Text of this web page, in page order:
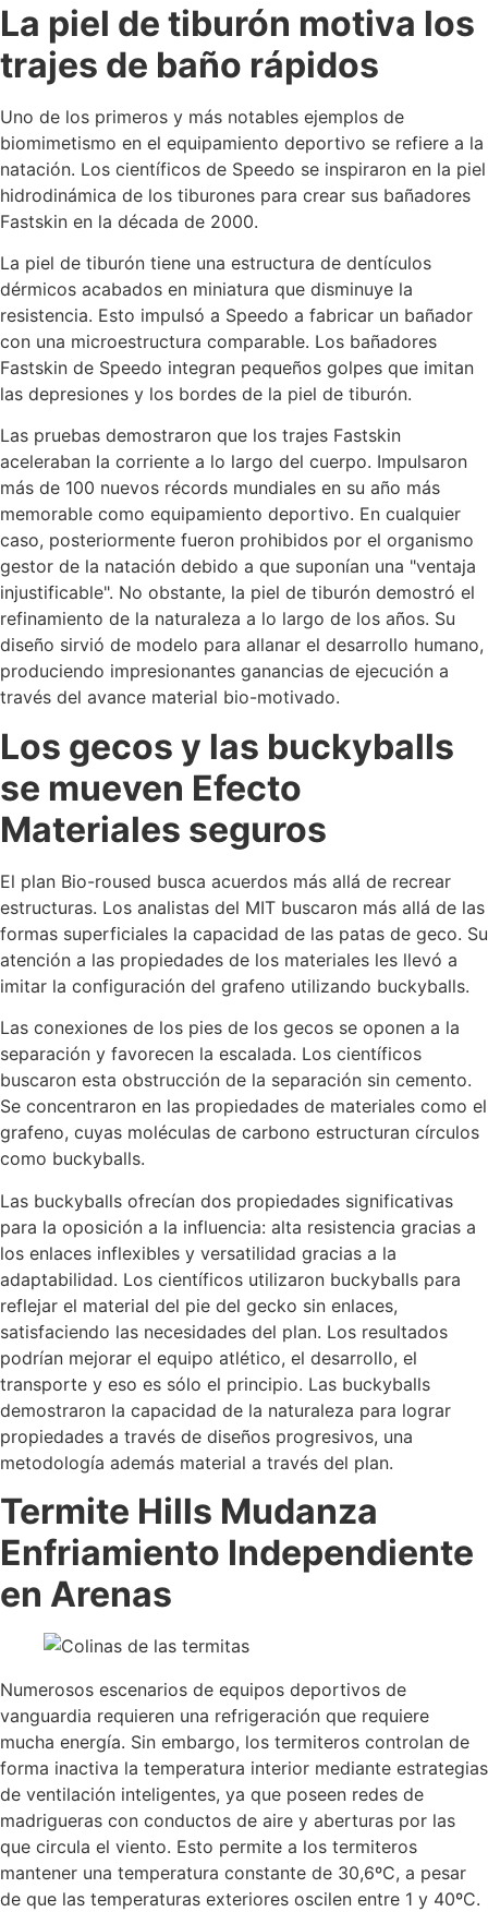
La piel de tiburón motiva los
trajes de baño rápidos
Uno de los primeros y más notables ejemplos de
biomimetismo en el equipamiento deportivo se refiere a la
natación. Los científicos de Speedo se inspiraron en la piel
hidrodinámica de los tiburones para crear sus bañadores
Fastskin en la década de 2000.
La piel de tiburón tiene una estructura de dentículos
dérmicos acabados en miniatura que disminuye la
resistencia. Esto impulsó a Speedo a fabricar un bañador
con una microestructura comparable. Los bañadores
Fastskin de Speedo integran pequeños golpes que imitan
las depresiones y los bordes de la piel de tiburón.
Las pruebas demostraron que los trajes Fastskin
aceleraban la corriente a lo largo del cuerpo. Impulsaron
más de 100 nuevos récords mundiales en su año más
memorable como equipamiento deportivo. En cualquier
caso, posteriormente fueron prohibidos por el organismo
gestor de la natación debido a que suponían una "ventaja
injustificable". No obstante, la piel de tiburón demostró el
refinamiento de la naturaleza a lo largo de los años. Su
diseño sirvió de modelo para allanar el desarrollo humano,
produciendo impresionantes ganancias de ejecución a
través del avance material bio-motivado.
Los gecos y las buckyballs
se mueven Efecto
Materiales seguros
El plan Bio-roused busca acuerdos más allá de recrear
estructuras. Los analistas del MIT buscaron más allá de las
formas superficiales la capacidad de las patas de geco. Su
atención a las propiedades de los materiales les llevó a
imitar la configuración del grafeno utilizando buckyballs.
Las conexiones de los pies de los gecos se oponen a la
separación y favorecen la escalada. Los científicos
buscaron esta obstrucción de la separación sin cemento.
Se concentraron en las propiedades de materiales como el
grafeno, cuyas moléculas de carbono estructuran círculos
como buckyballs.
Las buckyballs ofrecían dos propiedades significativas
para la oposición a la influencia: alta resistencia gracias a
los enlaces inflexibles y versatilidad gracias a la
adaptabilidad. Los científicos utilizaron buckyballs para
reflejar el material del pie del gecko sin enlaces,
satisfaciendo las necesidades del plan. Los resultados
podrían mejorar el equipo atlético, el desarrollo, el
transporte y eso es sólo el principio. Las buckyballs
demostraron la capacidad de la naturaleza para lograr
propiedades a través de diseños progresivos, una
metodología además material a través del plan.
Termite Hills Mudanza
Enfriamiento Independiente
en Arenas
Numerosos escenarios de equipos deportivos de
vanguardia requieren una refrigeración que requiere
mucha energía. Sin embargo, los termiteros controlan de
forma inactiva la temperatura interior mediante estrategias
de ventilación inteligentes, ya que poseen redes de
madrigueras con conductos de aire y aberturas por las
que circula el viento. Esto permite a los termiteros
mantener una temperatura constante de 30,6ºC, a pesar
de que las temperaturas exteriores oscilen entre 1 y 40ºC.